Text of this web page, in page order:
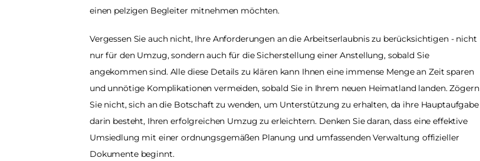
einen pelzigen Begleiter mitnehmen möchten.
Vergessen Sie auch nicht, Ihre Anforderungen an die Arbeitserlaubnis zu berücksichtigen - nicht
nur für den Umzug, sondern auch für die Sicherstellung einer Anstellung, sobald Sie
angekommen sind. Alle diese Details zu klären kann Ihnen eine immense Menge an Zeit sparen
und unnötige Komplikationen vermeiden, sobald Sie in Ihrem neuen Heimatland landen. Zögern
Sie nicht, sich an die Botschaft zu wenden, um Unterstützung zu erhalten, da ihre Hauptaufgabe
darin besteht, Ihren erfolgreichen Umzug zu erleichtern. Denken Sie daran, dass eine effektive
Umsiedlung mit einer ordnungsgemäßen Planung und umfassenden Verwaltung offizieller
Dokumente beginnt.